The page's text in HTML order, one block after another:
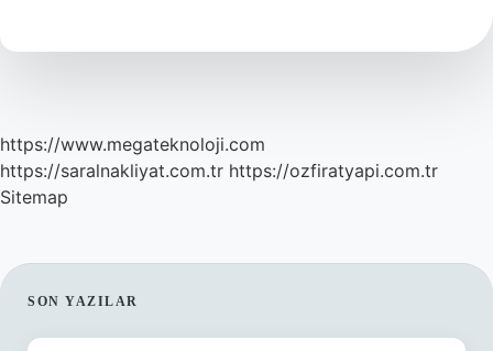
Dayanıklı
https://www.megateknoloji.com
https://saralnakliyat.com.tr https://ozfiratyapi.com.tr
Sitemap
SIDEBAR
SON YAZILAR